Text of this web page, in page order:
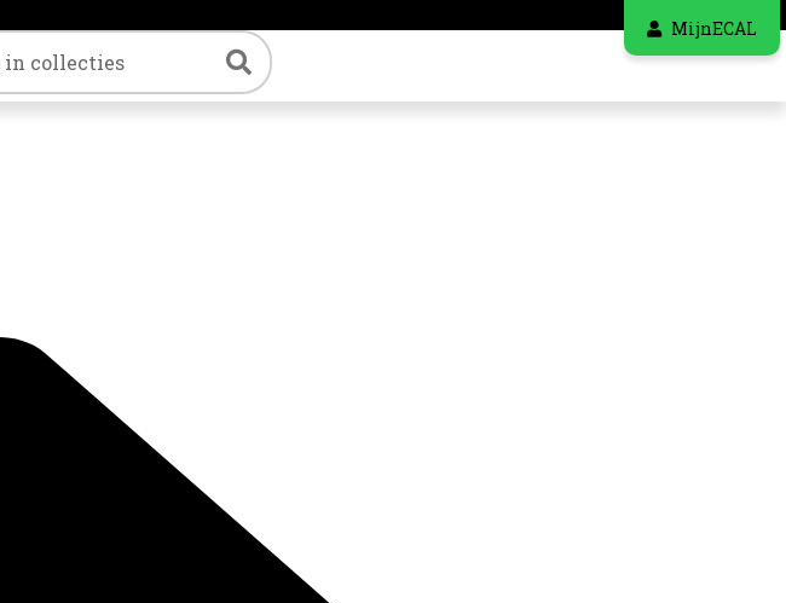
MijnECAL
Zoeken